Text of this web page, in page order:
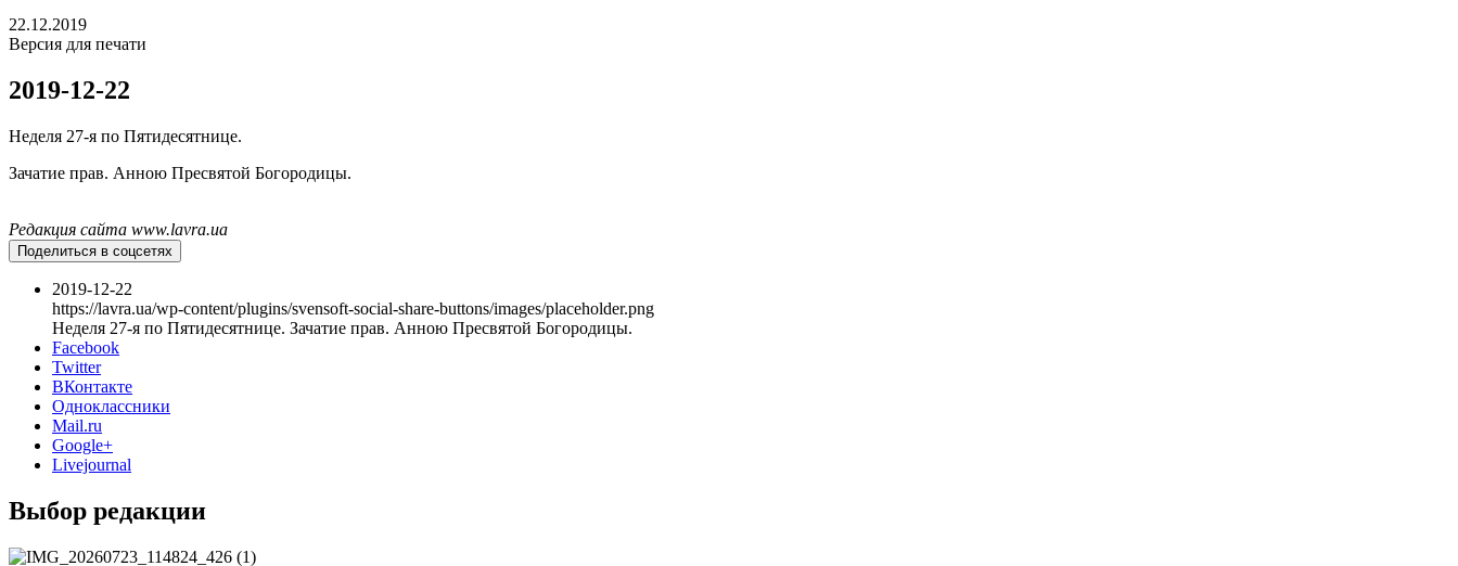
Онлайн трансляции Веб-камеры
12 сентября 2015Название трансляции
22.12.2019
Версия для печати
2019-12-22
Неделя 27-я по Пятидесятнице.
Зачатие прав. Анною Пресвятой Богородицы.
Редакция сайта www.lavra.ua
Поделиться в соцсетях
2019-12-22
https://lavra.ua/wp-content/plugins/svensoft-social-share-buttons/images/placeholder.png
Неделя 27-я по Пятидесятнице. Зачатие прав. Анною Пресвятой Богородицы.
Facebook
Twitter
ВКонтакте
Одноклассники
Mail.ru
Google+
Livejournal
Выбор редакции